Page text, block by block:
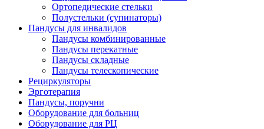
Ортопедические стельки
Полустельки (супинаторы)
Пандусы для инвалидов
Пандусы комбинированные
Пандусы перекатные
Пандусы складные
Пандусы телескопические
Рециркуляторы
Эрготерапия
Пандусы, поручни
Оборудование для больниц
Оборудование для РЦ